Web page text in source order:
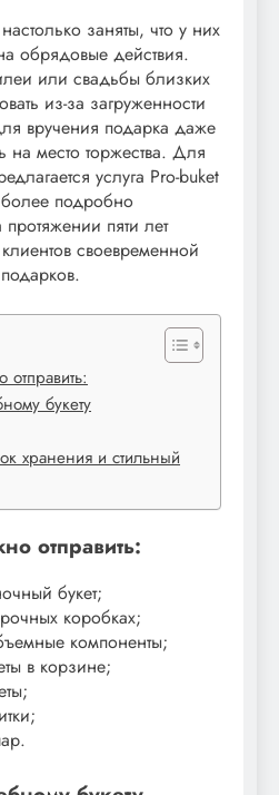
заняты, что у них
обрядовые действия.
или свадьбы близких
из-за загруженности
вручения подарка даже
на место торжества. Для
услуга Pro-buket
подробно
пяти лет
своевременной
букету
хранения и стильный
отправить:
букет;
коробках;
компоненты;
в корзине;